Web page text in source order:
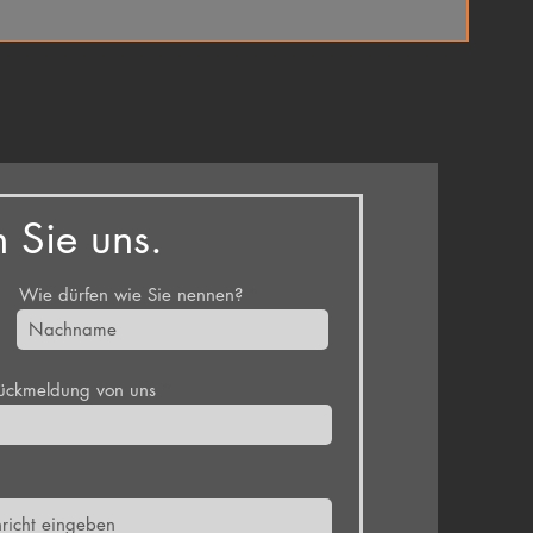
Sie uns.
Wie dürfen wie Sie nennen?
von uns